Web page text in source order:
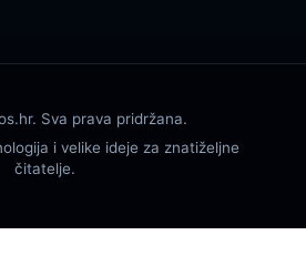
Sva prava pridržana.
i velike ideje za znatiželjne
čitatelje.